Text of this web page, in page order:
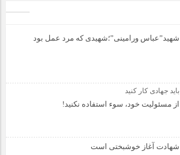
شهید”عباس ورامینی”؛شهیدی که مرد عمل بود
باید جهادی کار کنید
از مسئولیت خود، سوء استفاده نکنید!
شهادت آغاز خوشبختی است